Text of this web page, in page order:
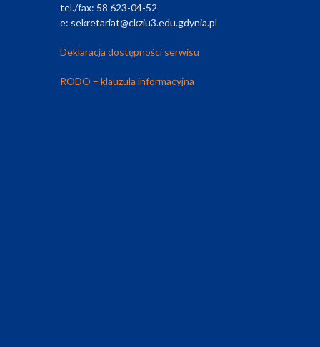
tel./fax: 58 623-04-52
e: sekretariat@ckziu3.edu.gdynia.pl
Deklaracja dostępności serwisu
RODO – klauzula informacyjna